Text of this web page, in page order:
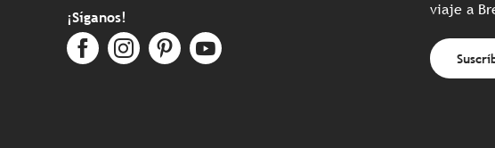
¡Síganos!
viaje a